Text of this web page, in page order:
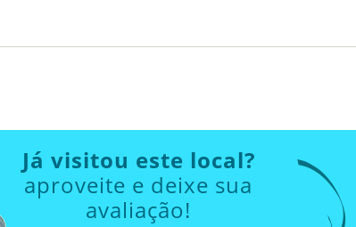
Já visitou este local?
aproveite e deixe sua
avaliação!